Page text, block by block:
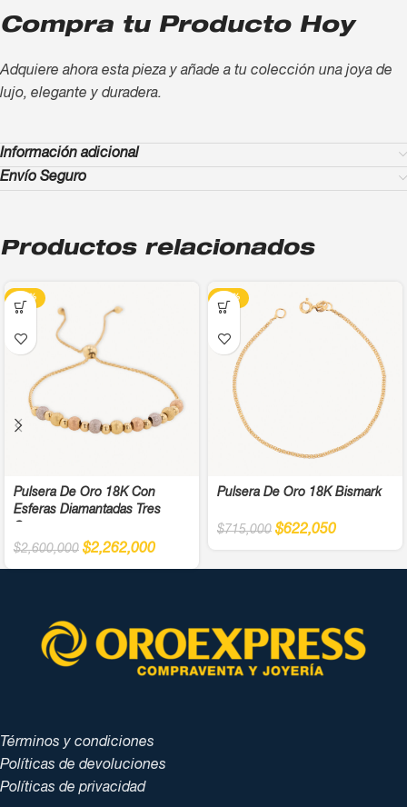
Compra tu Producto Hoy
Adquiere ahora esta pieza y añade a tu colección una joya de
lujo, elegante y duradera.
Información adicional
Envío Seguro
Productos relacionados
-13%
Pulsera De Oro 18K Con
Esferas Diamantadas Tres
$2,600,000 $2,262,000
-13%
Pulsera De Oro 18K Bismark
$715,000 $622,050
Términos y condiciones
Políticas de devoluciones
Políticas de privacidad